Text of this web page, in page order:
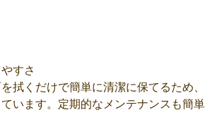
すさ
拭くだけで簡単に清潔に保てるため、
います。定期的なメンテナンスも簡単